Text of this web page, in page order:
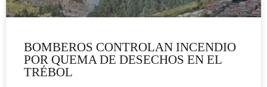
BOMBEROS CONTROLAN INCENDIO
POR QUEMA DE DESECHOS EN EL
TRÉBOL